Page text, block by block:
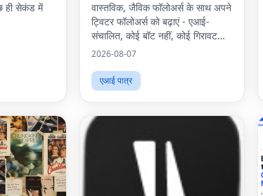
ही सेकंड में
वास्तविक, जैविक फॉलोअर्स के साथ अपने
ट्विटर फॉलोअर्स को बढ़ाएं - एआई-
संचालित, कोई बॉट नहीं, कोई गिरावट
नहीं।
2026-08-07
एआई पात्र